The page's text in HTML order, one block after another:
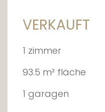
VERKAUFT
1 zimmer
93.5 m² fläche
1 garagen